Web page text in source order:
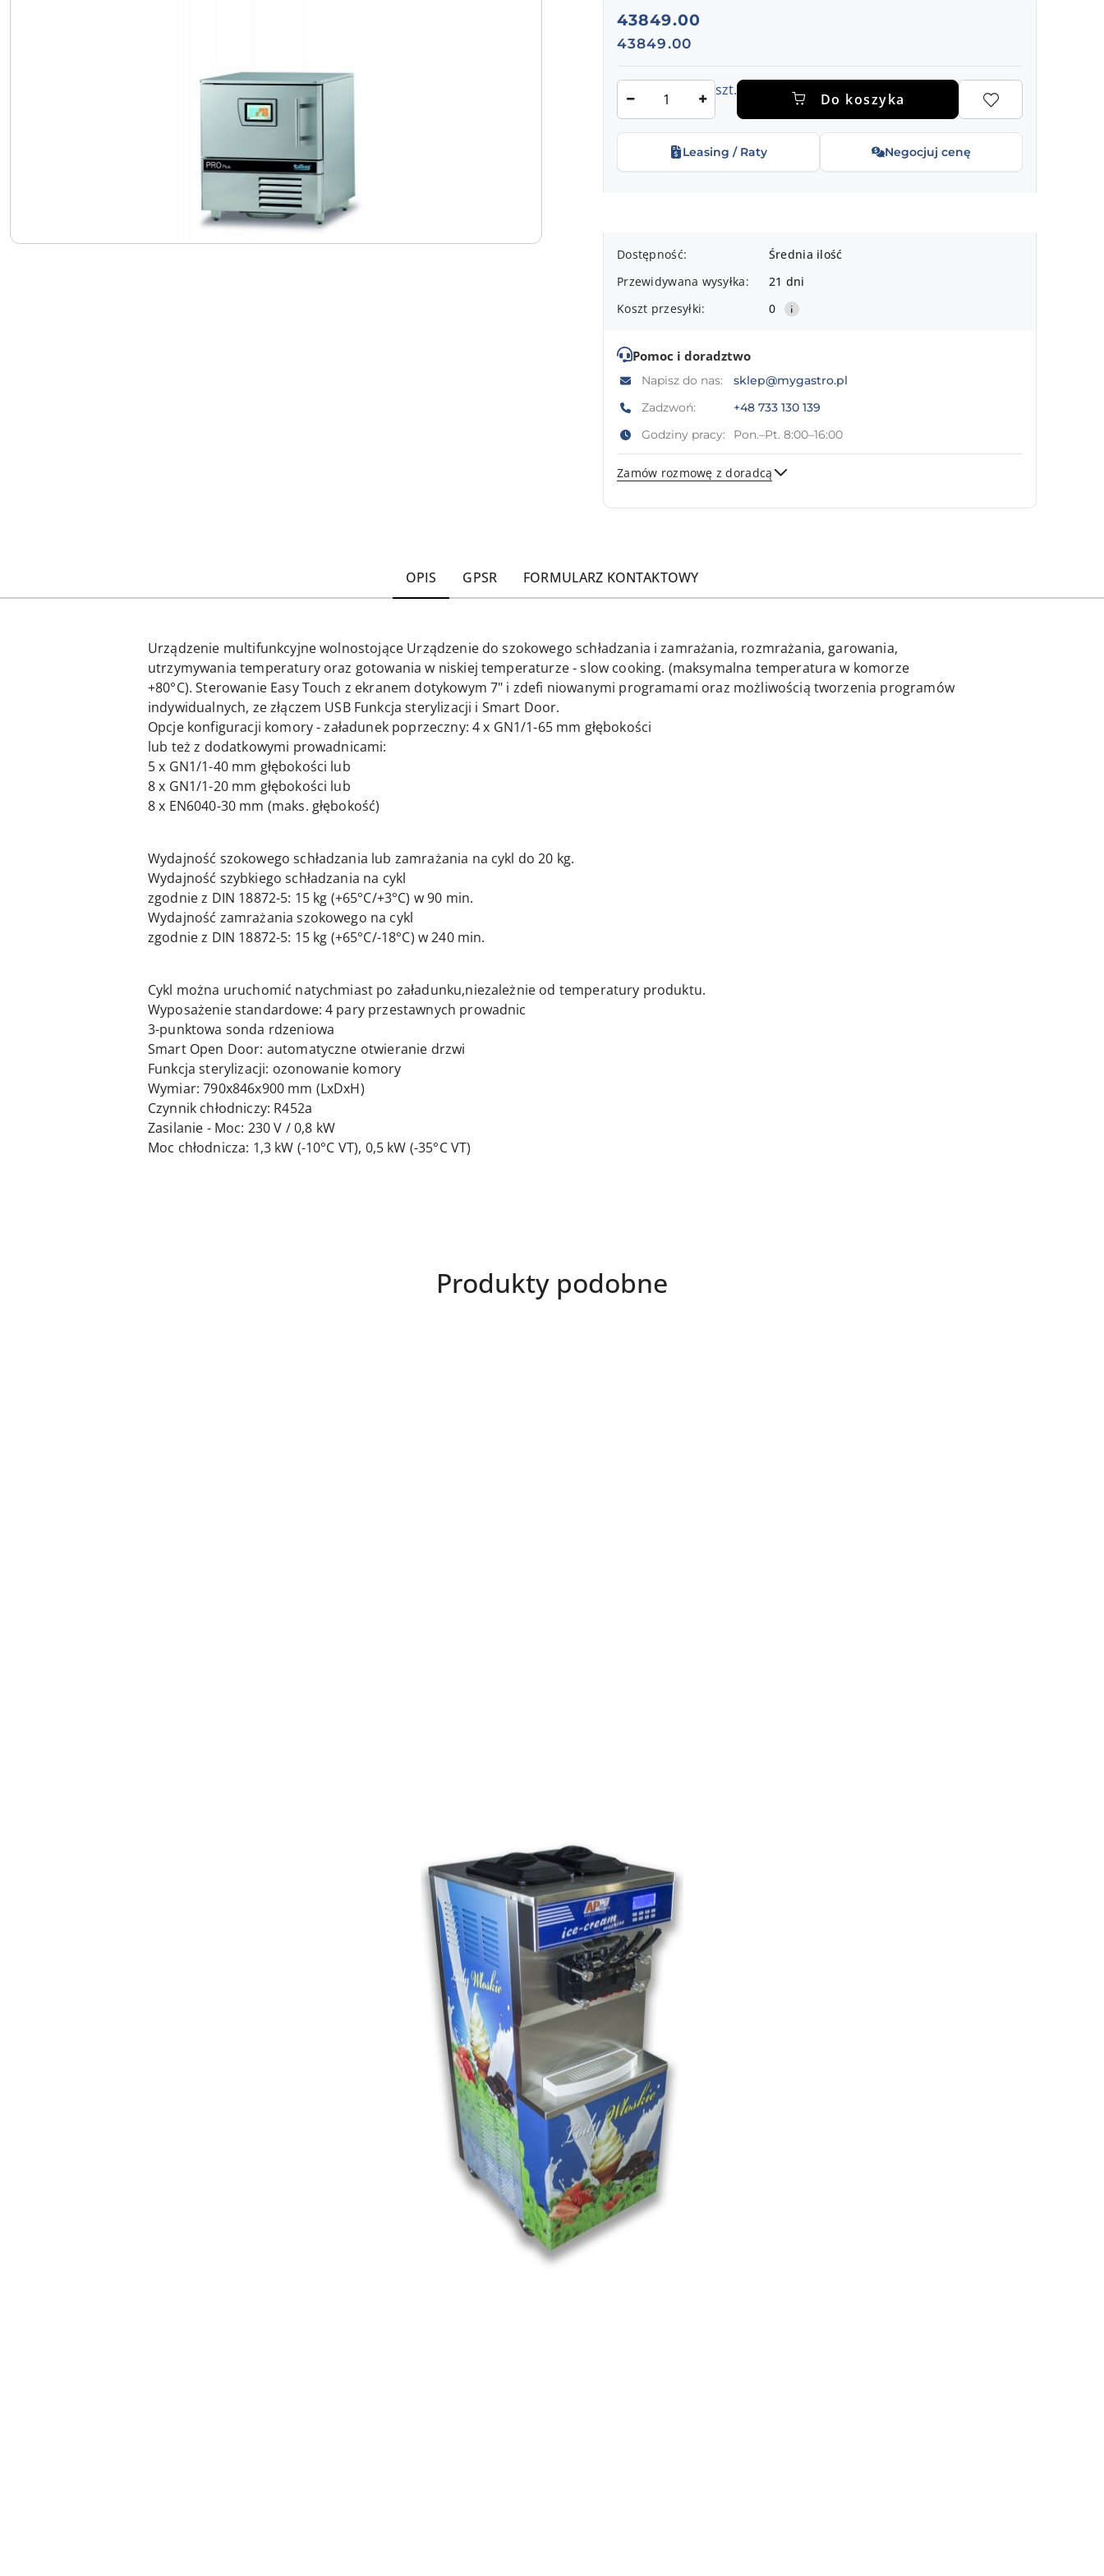
cena:
43849.00
Cena:
43849.00
Ilość szt.
Do koszyka
Leasing / Raty Negocjuj cenę
Dostępność
dostawa
Dostępność:
Średnia ilość
Przewidywana wysyłka:
21 dni
Koszt przesyłki:
0
Pomoc i doradztwo
Napisz do nas:
sklep@mygastro.pl
Zadzwoń:
+48 733 130 139
Godziny pracy:
Pon.–Pt. 8:00–16:00
Zamów rozmowę z doradcą
OPIS
GPSR FORMULARZ KONTAKTOWY
Urządzenie multifunkcyjne wolnostojące Urządzenie do szokowego schładzania i zamrażania, rozmrażania, garowania,
utrzymywania temperatury oraz gotowania w niskiej temperaturze - slow cooking. (maksymalna temperatura w komorze
+80°C). Sterowanie Easy Touch z ekranem dotykowym 7" i zdefi niowanymi programami oraz możliwością tworzenia programów
indywidualnych, ze złączem USB Funkcja sterylizacji i Smart Door.
Opcje konfiguracji komory - załadunek poprzeczny: 4 x GN1/1-65 mm głębokości
lub też z dodatkowymi prowadnicami:
5 x GN1/1-40 mm głębokości lub
8 x GN1/1-20 mm głębokości lub
8 x EN6040-30 mm (maks. głębokość)
Wydajność szokowego schładzania lub zamrażania na cykl do 20 kg.
Wydajność szybkiego schładzania na cykl
zgodnie z DIN 18872-5: 15 kg (+65°C/+3°C) w 90 min.
Wydajność zamrażania szokowego na cykl
zgodnie z DIN 18872-5: 15 kg (+65°C/-18°C) w 240 min.
Cykl można uruchomić natychmiast po załadunku,niezależnie od temperatury produktu.
Wyposażenie standardowe: 4 pary przestawnych prowadnic
3-punktowa sonda rdzeniowa
Smart Open Door: automatyczne otwieranie drzwi
Funkcja sterylizacji: ozonowanie komory
Wymiar: 790x846x900 mm (LxDxH)
Czynnik chłodniczy: R452a
Zasilanie - Moc: 230 V / 0,8 kW
Moc chłodnicza: 1,3 kW (-10°C VT), 0,5 kW (-35°C VT)
Produkty
Produkty podobne